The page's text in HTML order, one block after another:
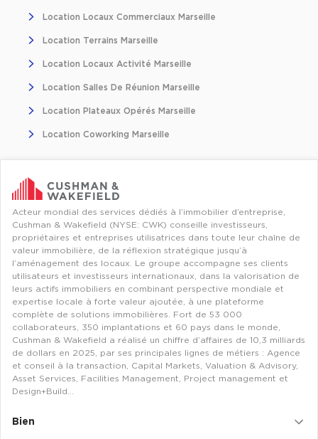
Location Locaux Commerciaux Marseille
Location Terrains Marseille
Location Locaux Activité Marseille
Location Salles De Réunion Marseille
Location Plateaux Opérés Marseille
Location Coworking Marseille
Acteur mondial des services dédiés à l’immobilier d’entreprise,
Cushman & Wakefield (NYSE: CWK) conseille investisseurs,
propriétaires et entreprises utilisatrices dans toute leur chaîne de
valeur immobilière, de la réflexion stratégique jusqu’à
l’aménagement des locaux. Le groupe accompagne ses clients
utilisateurs et investisseurs internationaux, dans la valorisation de
leurs actifs immobiliers en combinant perspective mondiale et
expertise locale à forte valeur ajoutée, à une plateforme
complète de solutions immobilières. Fort de 53 000
collaborateurs, 350 implantations et 60 pays dans le monde,
Cushman & Wakefield a réalisé un chiffre d’affaires de 10,3 milliards
de dollars en 2025, par ses principales lignes de métiers : Agence
et conseil à la transaction, Capital Markets, Valuation & Advisory,
Asset Services, Facilities Management, Project management et
Design+Build…
Bien